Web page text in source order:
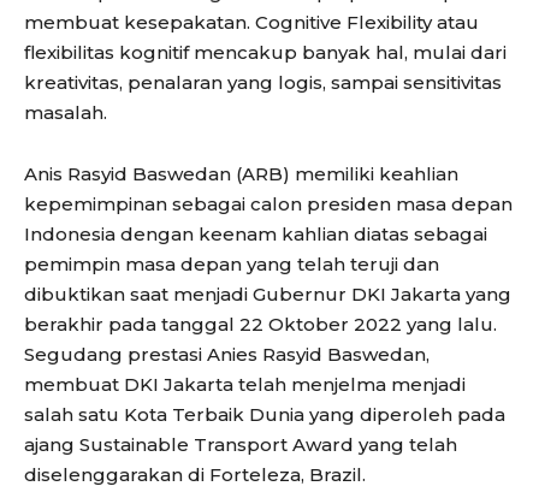
membuat kesepakatan. Cognitive Flexibility atau
flexibilitas kognitif mencakup banyak hal, mulai dari
kreativitas, penalaran yang logis, sampai sensitivitas
masalah.
Anis Rasyid Baswedan (ARB) memiliki keahlian
kepemimpinan sebagai calon presiden masa depan
Indonesia dengan keenam kahlian diatas sebagai
pemimpin masa depan yang telah teruji dan
dibuktikan saat menjadi Gubernur DKI Jakarta yang
berakhir pada tanggal 22 Oktober 2022 yang lalu.
Segudang prestasi Anies Rasyid Baswedan,
membuat DKI Jakarta telah menjelma menjadi
salah satu Kota Terbaik Dunia yang diperoleh pada
ajang Sustainable Transport Award yang telah
diselenggarakan di Forteleza, Brazil.